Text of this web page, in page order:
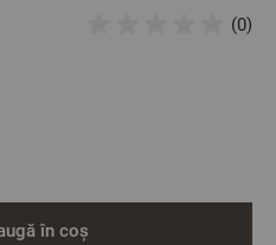
(0)
în coș